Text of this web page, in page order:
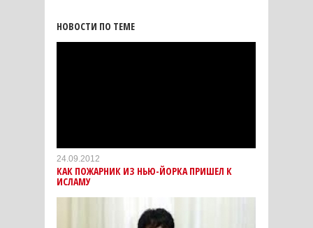
НОВОСТИ ПО ТЕМЕ
24.09.2012
КАК ПОЖАРНИК ИЗ НЬЮ-ЙОРКА ПРИШЕЛ К
ИСЛАМУ